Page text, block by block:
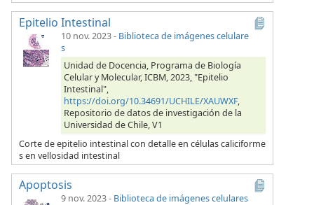
Epitelio Intestinal
10 nov. 2023- Biblioteca de imágenes celulare
s
Unidad de Docencia, Programa de Biología
Celular y Molecular, ICBM, 2023, "Epitelio
Intestinal",
https://doi.org/10.34691/UCHILE/XAUWXF,
Repositorio de datos de investigación de la
Universidad de Chile, V1
Corte de epitelio intestinal con detalle en células caliciforme
s en vellosidad intestinal
Apoptosis
9 nov. 2023- Biblioteca de imágenes celulares